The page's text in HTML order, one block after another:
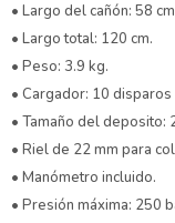
• Largo del cañón: 58
• Largo total: 120 cm.
• Peso: 3.9 kg.
• Cargador: 10 disparos
• Tamaño del deposito:
• Riel de 22 mm para
• Manómetro incluido.
• Presión máxima: 250